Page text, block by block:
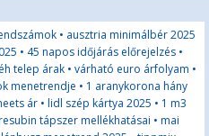
• ausztria minimálbér 2025
• 45 napos időjárás előrejelzés •
telep árak • várható euro árfolyam •
menetrendje • 1 aranykorona hány
ár • lidl szép kártya 2025 • 1 m3
tápszer mellékhatásai • mai